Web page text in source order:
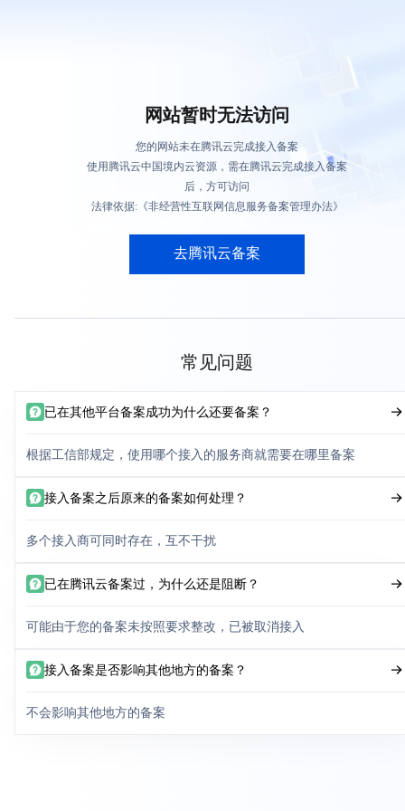
网站暂时无法访问
您的网站未在腾讯云完成接入备案
使用腾讯云中国境内云资源，需在腾讯云完成接入备案
后，方可访问
法律依据:《非经营性互联网信息服务备案管理办法》
去腾讯云备案
常见问题
已在其他平台备案成功为什么还要备案？
根据工信部规定，使用哪个接入的服务商就需要在哪里备案
接入备案之后原来的备案如何处理？
多个接入商可同时存在，互不干扰
已在腾讯云备案过，为什么还是阻断？
可能由于您的备案未按照要求整改，已被取消接入
接入备案是否影响其他地方的备案？
不会影响其他地方的备案